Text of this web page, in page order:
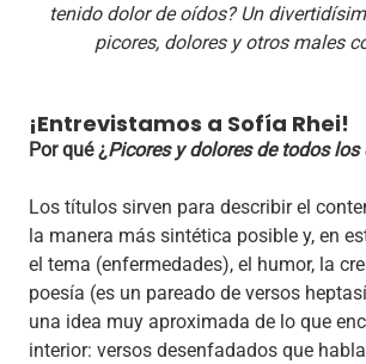
tenido dolor de oídos? Un
picores, dolores y otros males
¡Entrevistamos a Sofía Rhei!
Por qué ¿Picores y dolores de todos los
Los títulos sirven para describir el
la manera más sintética posible y, en
el tema (enfermedades), el humor, la
poesía (es un pareado de versos
una idea muy aproximada de lo que
interior: versos desenfadados que